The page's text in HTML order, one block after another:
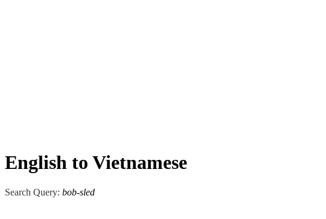
English to Vietnamese
Search Query: bob-sled